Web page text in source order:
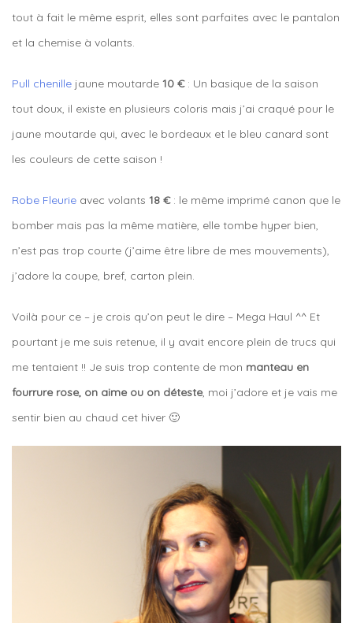
tout à fait le même esprit, elles sont parfaites avec le pantalon
et la chemise à volants.
Pull chenille jaune moutarde 10 €: Un basique de la saison
tout doux, il existe en plusieurs coloris mais j’ai craqué pour le
jaune moutarde qui, avec le bordeaux et le bleu canard sont
les couleurs de cette saison !
Robe Fleurie avec volants 18 €: le même imprimé canon que le
bomber mais pas la même matière, elle tombe hyper bien,
n’est pas trop courte (j’aime être libre de mes mouvements),
j’adore la coupe, bref, carton plein.
Voilà pour ce – je crois qu’on peut le dire – Mega Haul ^^ Et
pourtant je me suis retenue, il y avait encore plein de trucs qui
me tentaient !! Je suis trop contente de mon manteau en
fourrure rose, on aime ou on déteste, moi j’adore et je vais me
sentir bien au chaud cet hiver 🙂